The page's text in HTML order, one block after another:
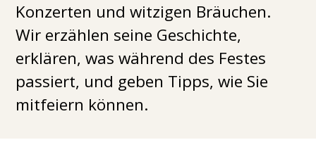
Konzerten und witzigen Bräuchen.
Wir erzählen seine Geschichte,
erklären, was während des Festes
passiert, und geben Tipps, wie Sie
mitfeiern können.